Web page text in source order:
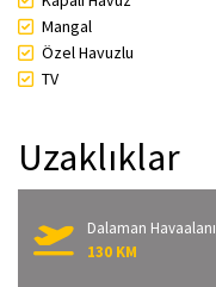
Mangal
Özel Havuzlu
TV
Uzaklıklar
Dalaman Havaalanı
130 KM